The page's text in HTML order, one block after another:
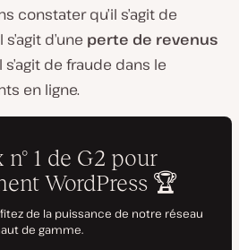
constater qu’il s’agit de
d’une perte de revenus
s’agit de fraude dans le
en ligne.